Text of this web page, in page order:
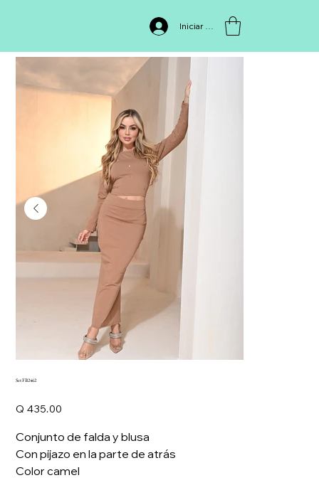
Iniciar sesión
Set FB2462
Q 435.00
Conjunto de falda y blusa
Con pijazo en la parte de atrás
Color camel